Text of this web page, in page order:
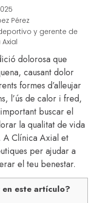
Pérez
y gerente de
dolorosa que
causant dolor
formes d’alleujar
l’ús de calor i fred,
buscar el
la qualitat de vida
A Clínica Axial et
per ajudar a
el teu benestar.
en este artículo?